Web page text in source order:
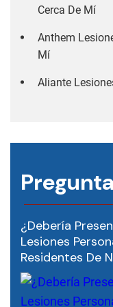
Cerca De Mí
Anthem
Mí
Aliante
¿Debería
Lesiones
Residentes De